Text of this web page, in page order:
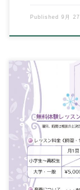
Published 9月
こんにちは、イ
に、親子でリズ